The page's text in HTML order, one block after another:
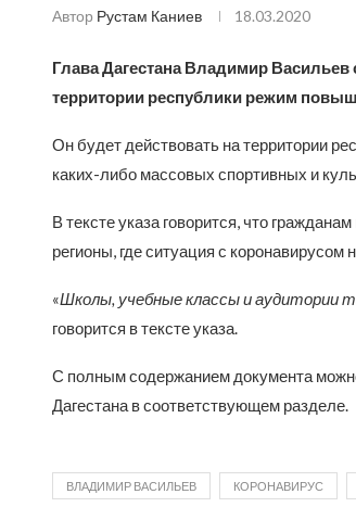
Автор Рустам Каниев 18.03.2020
Глава Дагестана Владимир Васильев
территории республики режим
Он будет действовать на территории
каких-либо массовых спортивных и
В тексте указа говорится, что
регионы, где ситуация с коронавирусом
«Школы, учебные классы и аудитории
говорится в тексте указа.
С полным содержанием документа
Дагестана в соответствующем разделе.
ВЛАДИМИР ВАСИЛЬЕВ КОРОНАВИРУС